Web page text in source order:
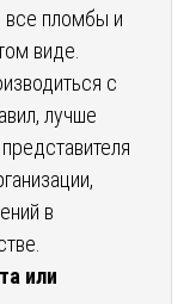
все пломбы и
виде.
с
лучше
в
или